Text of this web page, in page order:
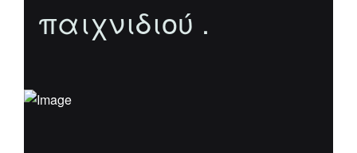
παιχνιδιού .